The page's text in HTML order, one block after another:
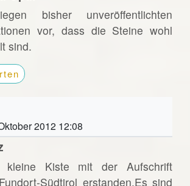
bisher unveröffentlichten
vor, dass die Steine wohl
sind.
2012 12:08
kleine Kiste mit der Aufschrift
Südtirol erstanden.Es sind